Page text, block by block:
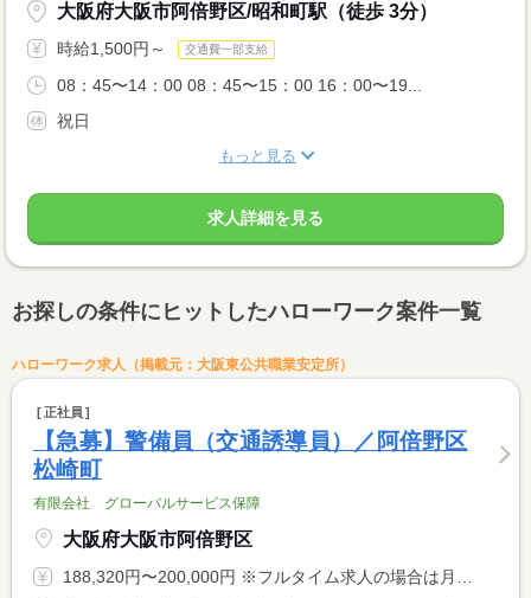
大阪府大阪市阿倍野区/昭和町駅（徒歩 3分）
時給1,500円～ 交通費一部支給
08：45〜14：00 08：45〜15：00 16：00〜19...
祝日
もっと見る
求人詳細を見る
お探しの条件にヒットしたハローワーク案件一覧
ハローワーク求人（掲載元：大阪東公共職業安定所）
正社員
【急募】警備員（交通誘導員）／阿倍野区
松崎町
有限会社 グローバルサービス保障
大阪府大阪市阿倍野区
188,320円〜200,000円 ※フルタイム求人の場合は月額（換算額）、パート求人の場合は時間額を表示しています。